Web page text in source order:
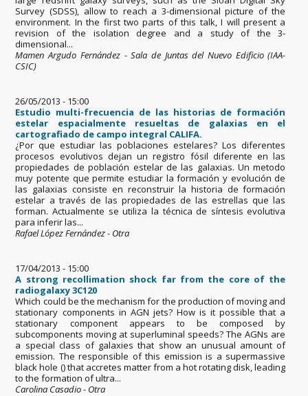
Survey (SDSS), allow to reach a 3-dimensional picture of the
environment. In the first two parts of this talk, I will present a
revision of the isolation degree and a study of the 3-
dimensional...
Mamen Argudo Fernández - Sala de Juntas del Nuevo Edificio (IAA-
CSIC)
26/05/2013 - 15:00
Estudio multi-frecuencia de las historias de formación
estelar espacialmente resueltas de galaxias en el
cartografiado de campo integral CALIFA.
¿Por que estudiar las poblaciones estelares? Los diferentes
procesos evolutivos dejan un registro fósil diferente en las
propiedades de población estelar de las galaxias. Un metodo
muy potente que permite estudiar la formación y evolución de
las galaxias consiste en reconstruir la historia de formación
estelar a través de las propiedades de las estrellas que las
forman. Actualmente se utiliza la técnica de síntesis evolutiva
para inferir las...
Rafael López Fernández - Otra
17/04/2013 - 15:00
A strong recollimation shock far from the core of the
radiogalaxy 3C120
Which could be the mechanism for the production of moving and
stationary components in AGN jets? How is it possible that a
stationary component appears to be composed by
subcomponents moving at superluminal speeds? The AGNs are
a special class of galaxies that show an unusual amount of
emission. The responsible of this emission is a supermassive
black hole () that accretes matter from a hot rotating disk, leading
to the formation of ultra...
Carolina Casadio - Otra